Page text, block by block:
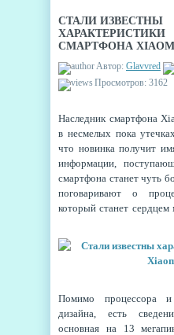
СТАЛИ ИЗВЕСТНЫ
ХАРАКТЕРИСТИКИ
СМАРТФОНА
Автор: Glavvred
Просмотров: 3162
Наследник смартфона
в несмелых пока
что новинка получит
информации,
смартфона станет чуть
поговаривают о
который станет сердцем
Помимо процессора и
дизайна, есть
основная на 13